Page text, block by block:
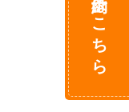
予約はこちら